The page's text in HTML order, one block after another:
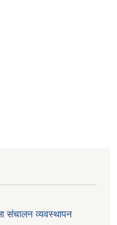
संचालन व्यवस्थापन